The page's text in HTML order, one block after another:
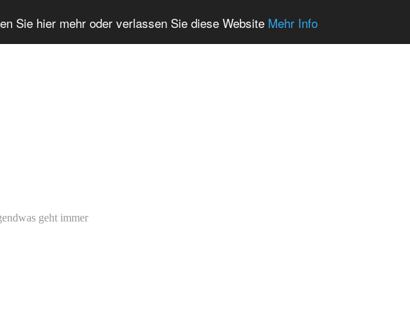
Sie hier mehr oder verlassen Sie diese Website Mehr Info
geht immer